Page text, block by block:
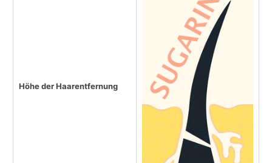
Höhe der Haarentfernung